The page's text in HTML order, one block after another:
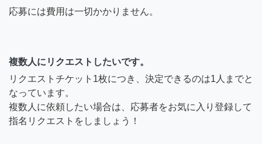
応募には費用は一切かかりません。
複数人にリクエストしたいです。
リクエストチケット1枚につき、決定できるのは1人までと
なっています。
複数人に依頼したい場合は、応募者をお気に入り登録して
指名リクエストをしましょう！